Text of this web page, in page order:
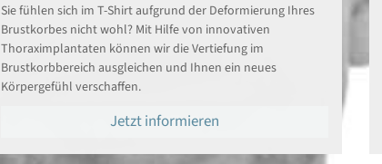
Sie fühlen sich im T-Shirt aufgrund der Deformierung Ihres
Brustkorbes nicht wohl? Mit Hilfe von innovativen
Thoraximplantaten können wir die Vertiefung im
Brustkorbbereich ausgleichen und Ihnen ein neues
Körpergefühl verschaffen.
Jetzt informieren